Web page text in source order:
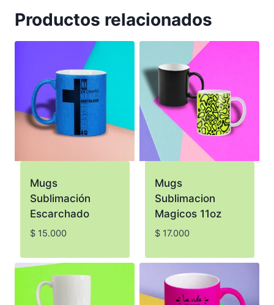
Productos relacionados
Mugs
Sublimación
Escarchado
$15.000
Mugs
Sublimacion
Magicos 11oz
$17.000